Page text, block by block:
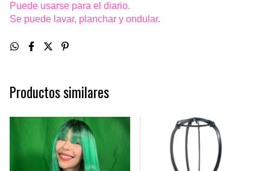
Puede usarse para el diario.
Se puede lavar, planchar y ondular.
Productos similares